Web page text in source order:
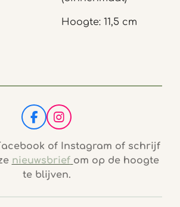
Hoogte: 11,5 cm
F
a
c
b
o
k
I
n
s
t
a
g
a
of Instagram of schrijf
nieuwsbrief om op de hoogte
te blijven.